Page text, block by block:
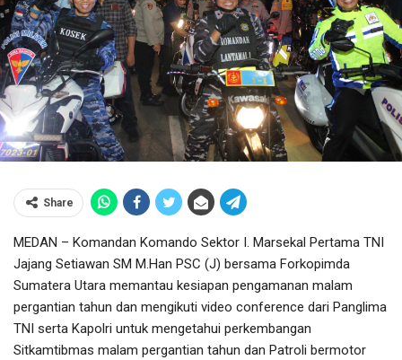
Share
MEDAN – Komandan Komando Sektor I. Marsekal Pertama TNI
Jajang Setiawan SM M.Han PSC (J) bersama Forkopimda
Sumatera Utara memantau kesiapan pengamanan malam
pergantian tahun dan mengikuti video conference dari Panglima
TNI serta Kapolri untuk mengetahui perkembangan
Sitkamtibmas malam pergantian tahun dan Patroli bermotor